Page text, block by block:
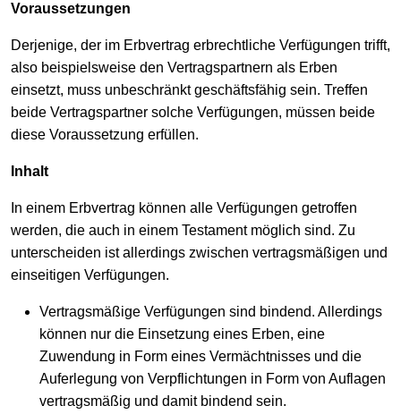
Voraussetzungen
Derjenige, der im Erbvertrag erbrechtliche Verfügungen trifft,
also beispielsweise den Vertragspartnern als Erben
einsetzt, muss unbeschränkt geschäftsfähig sein. Treffen
beide Vertragspartner solche Verfügungen, müssen beide
diese Voraussetzung erfüllen.
Inhalt
In einem Erbvertrag können alle Verfügungen getroffen
werden, die auch in einem Testament möglich sind. Zu
unterscheiden ist allerdings zwischen vertragsmäßigen und
einseitigen Verfügungen.
Vertragsmäßige Verfügungen sind bindend. Allerdings
können nur die Einsetzung eines Erben, eine
Zuwendung in Form eines Vermächtnisses und die
Auferlegung von Verpflichtungen in Form von Auflagen
vertragsmäßig und damit bindend sein.